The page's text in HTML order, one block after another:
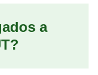
a